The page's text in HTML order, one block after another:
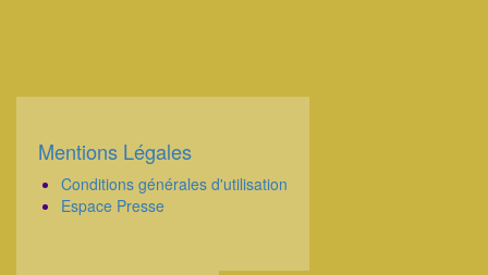
Corps
Mentions Légales
Conditions générales d'utilisation
Espace Presse